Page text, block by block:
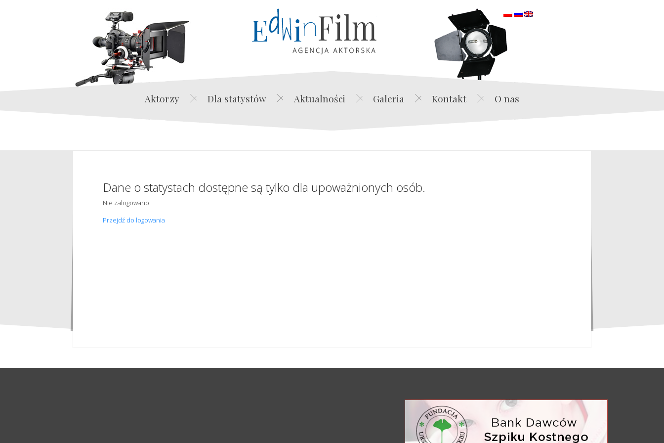
Edwin Film Agencja Aktorska
Aktorzy Dla statystów Aktualności Galeria Kontakt O nas
Dane o statystach dostępne są tylko dla upoważnionych osób.
Nie zalogowano
Przejdź do logowania